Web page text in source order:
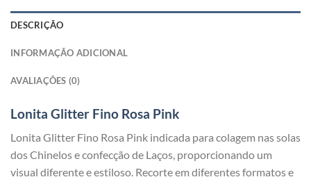
DESCRIÇÃO
INFORMAÇÃO ADICIONAL
AVALIAÇÕES (0)
Lonita Glitter Fino Rosa Pink
Lonita Glitter Fino Rosa Pink indicada para colagem nas solas
dos Chinelos e confecção de Laços, proporcionando um
visual diferente e estiloso. Recorte em diferentes formatos e